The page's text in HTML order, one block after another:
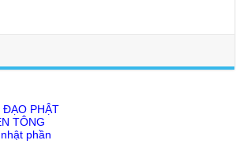
ĐẠO PHẬT
TÔNG
phần